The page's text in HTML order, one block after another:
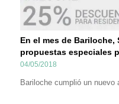
En el mes de
propuestas especiales
04/05/2018
Bariloche cumplió un nuevo